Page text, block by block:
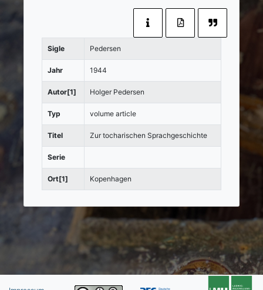
Sigle Pedersen
Jahr 1944
Autor[1] Holger Pedersen
Typ volume article
Titel Zur tocharischen Sprachgeschichte
Serie
Ort[1] Kopenhagen